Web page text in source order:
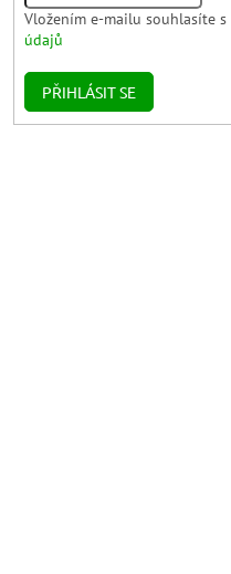
Vložením e-mailu souhlasíte s
údajů
PŘIHLÁSIT SE